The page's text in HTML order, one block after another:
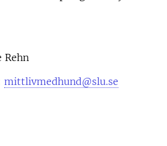
Rehn
mittlivmedhund@slu.se